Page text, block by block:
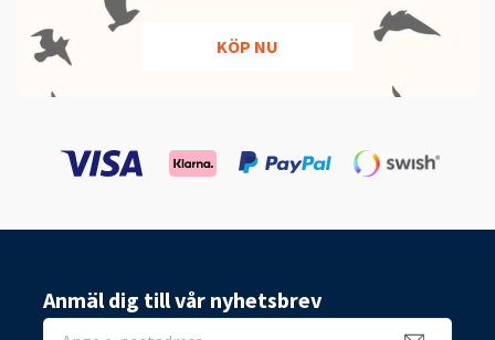
KÖP NU
Anmäl dig till vår nyhetsbrev